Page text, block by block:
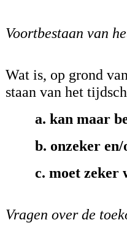
Voortbestaan van
Wat is, op grond
staan van het
a. kan maar
b. onzeker
c. moet zeker
Vragen over de